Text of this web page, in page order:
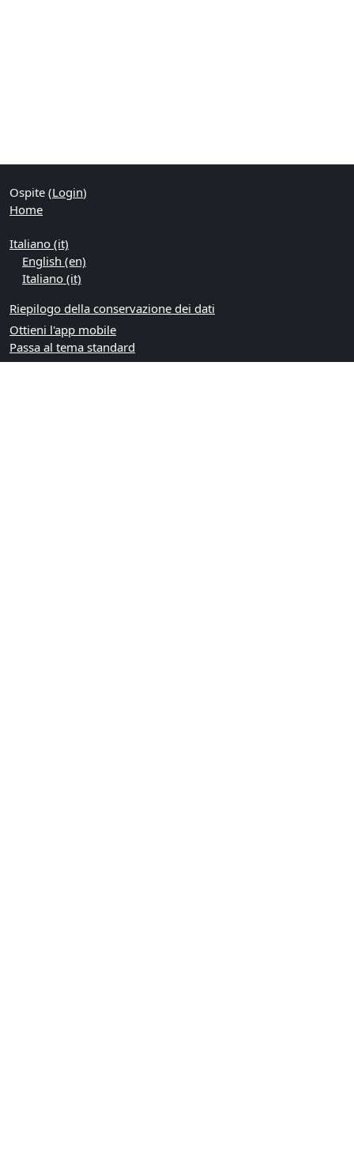
Ospite (Login)
Home
Italiano ‎(it)‎
English ‎(en)‎
Italiano ‎(it)‎
Riepilogo della conservazione dei dati
Ottieni l'app mobile
Passa al tema standard